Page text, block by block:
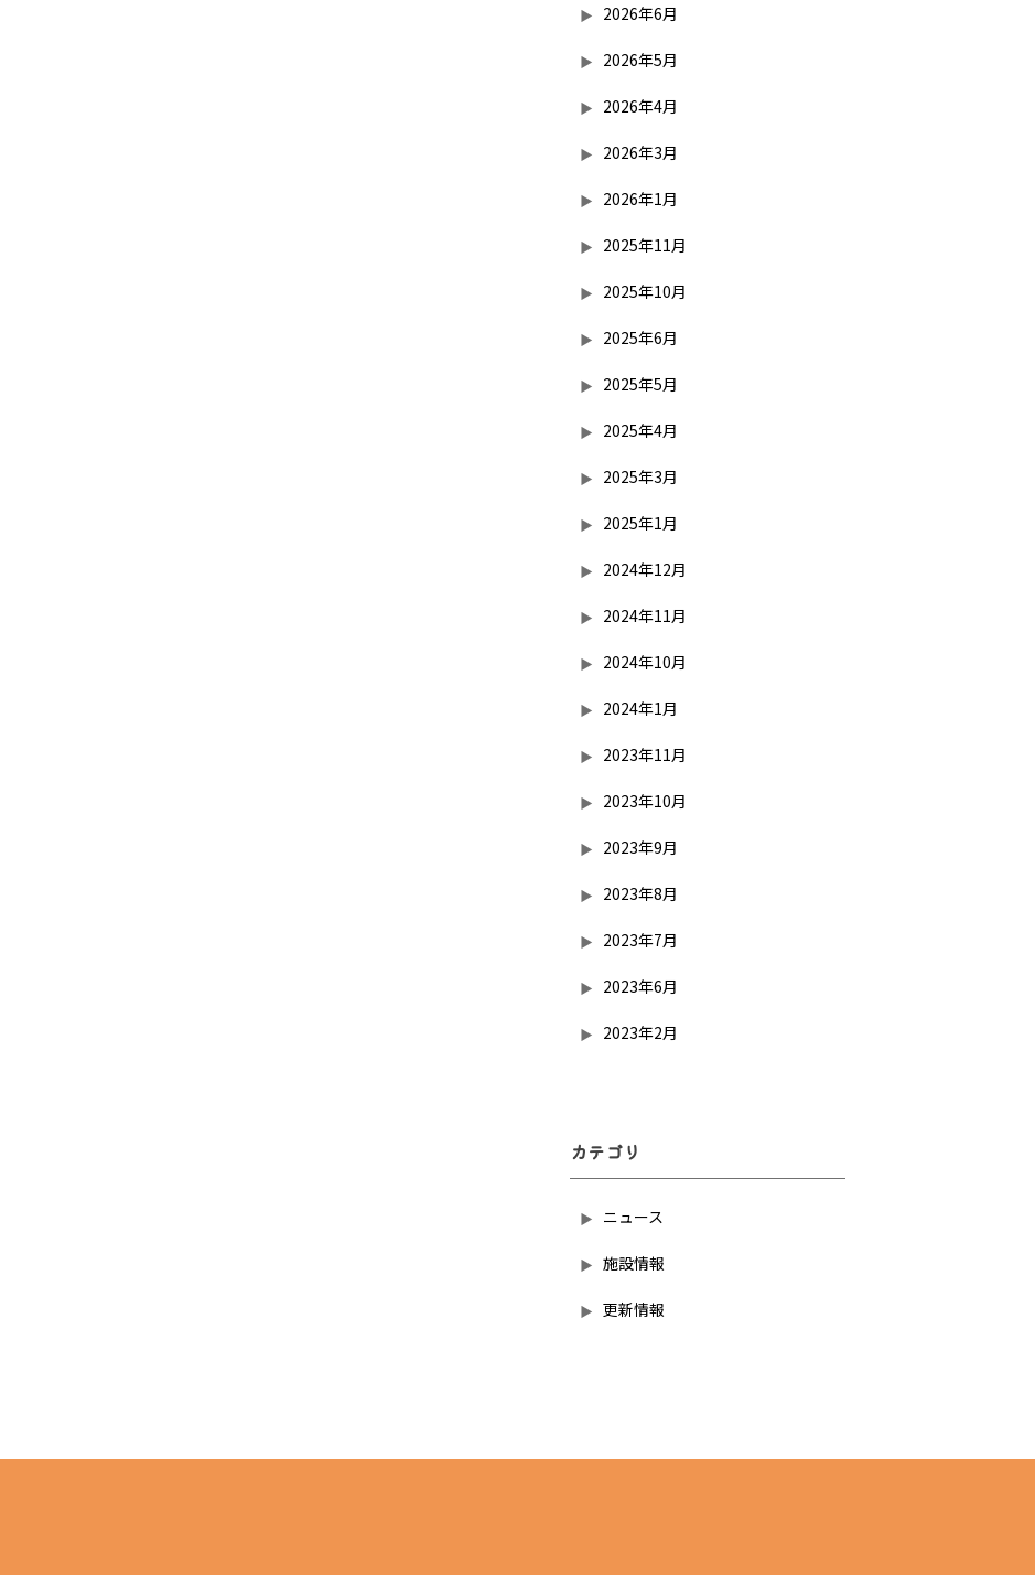
2026年6月
2026年5月
2026年4月
2026年3月
2026年1月
2025年11月
2025年10月
2025年6月
2025年5月
2025年4月
2025年3月
2025年1月
2024年12月
2024年11月
2024年10月
2024年1月
2023年11月
2023年10月
2023年9月
2023年8月
2023年7月
2023年6月
2023年2月
カテゴリ
ニュース
施設情報
更新情報